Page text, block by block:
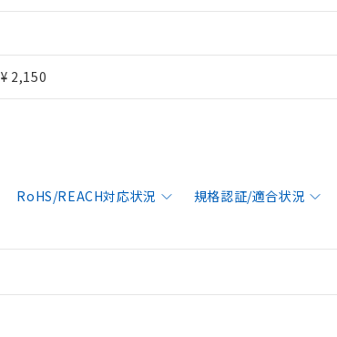
¥ 2,150
RoHS/REACH対応状況 規格認証/適合状況